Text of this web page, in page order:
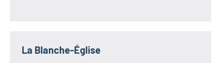
La Blanche-Église